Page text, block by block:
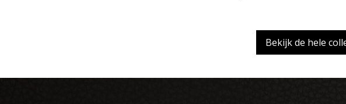
Bekijk de hele